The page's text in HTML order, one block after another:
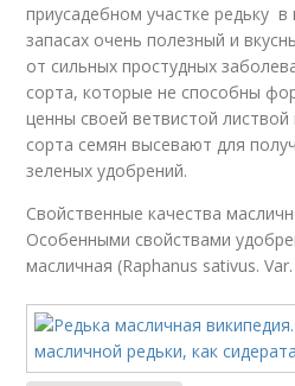
приусадебном участке редьку
запасах очень полезный и
от сильных простудных
сорта, которые не способны
ценны своей ветвистой
сорта семян высевают для
зеленых удобрений.
Свойственные качества
Особенными свойствами
масличная (Raphanus sativus.